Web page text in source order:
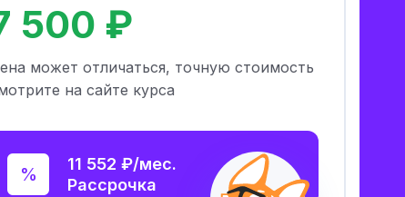
500 ₽
может отличаться, точную стоимость
на сайте курса
11 552 ₽/мес.
Рассрочка